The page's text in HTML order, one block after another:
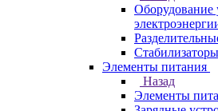
Оборудование
Элементы питания
Назад
Элементы